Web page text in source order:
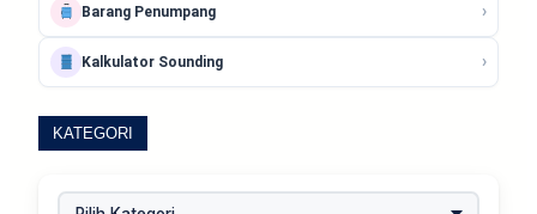
Barang Penumpang ›
Kalkulator Sounding ›
KATEGORI